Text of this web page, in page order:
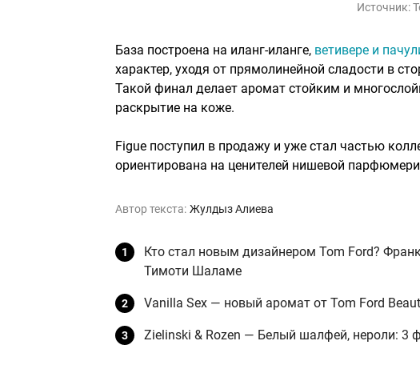
Источник:
База построена на иланг-иланге, ветивере и
характер, уходя от прямолинейной сладости в
Такой финал делает аромат стойким и
раскрытие на коже.
Figue поступил в продажу и уже стал частью
ориентирована на ценителей нишевой
Автор текста: Жулдыз Алиева
Кто стал новым дизайнером Tom Ford?
Тимоти Шаламе
Vanilla Sex — новый аромат от Tom Ford
Zielinski & Rozen — Белый шалфей, нероли: 3